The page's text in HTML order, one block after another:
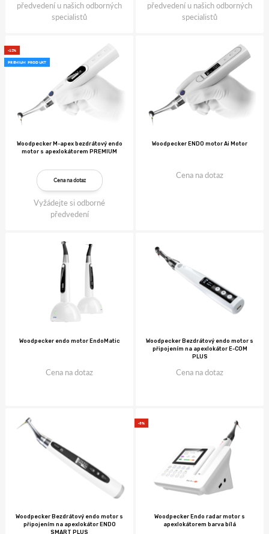
předvedení u našich odborných
specialistů
předvedení u našich odborných
specialistů
-12%
PREMIUM PRODUKT
Woodpecker M-apex bezdrátový endo
motor s apexlokátorem PREMIUM
Cena na dotaz
Vyžádejte si odborné
předvedení
Woodpecker ENDO motor Ai Motor
Cena na dotaz
Woodpecker endo motor EndoMatic
Cena na dotaz
Woodpecker Bezdrátový endo motor s
připojením na apexlokátor E-COM
PLUS
Cena na dotaz
Woodpecker Bezdrátový endo motor s
připojením na apexlokátor ENDO
SMART PLUS
-5%
Woodpecker Endo radar motor s
apexlokátorem barva bílá